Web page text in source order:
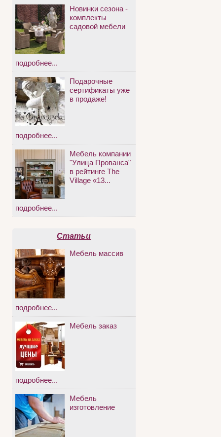
Новинки сезона -
комплекты
садовой мебели
подробнее...
Подарочные
сертификаты уже
в продаже!
подробнее...
Мебель компании
"Улица Прованса"
в рейтинге The
Village «13...
подробнее...
Статьи
Мебель массив
подробнее...
Мебель заказ
подробнее...
Мебель
изготовление